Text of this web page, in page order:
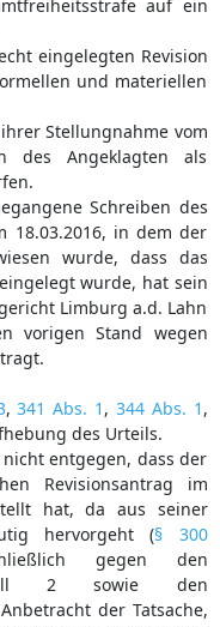
auf ein
eingelegten Revision
und materiellen
Stellungnahme vom
des Angeklagten als
Schreiben des
18.03.2016, in dem der
wurde, dass das
wurde, hat sein
Limburg a.d. Lahn
vorigen Stand wegen
,341 Abs. 1 , 344 Abs. 1 ,
des Urteils.
entgegen, dass der
Revisionsantrag im
hat, da aus seiner
hervorgeht (§ 300
gegen den
Fall 2 sowie den
der Tatsache,